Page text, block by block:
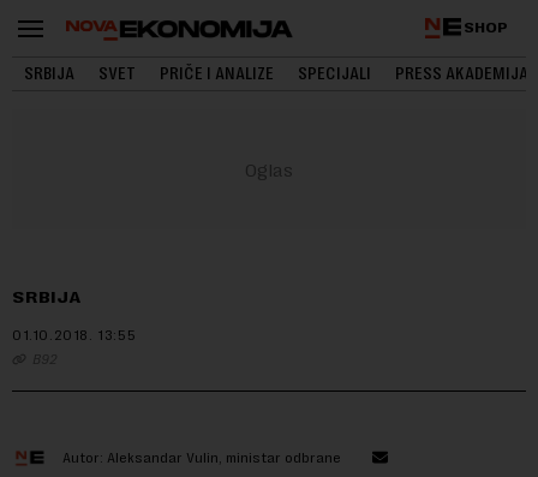
SHOP
SRBIJA SVET PRIČE I ANALIZE SPECIJALI PRESS AKADEMIJA
SRBIJA
01.10.2018. 13:55
B92
Autor: Aleksandar Vulin, ministar odbrane